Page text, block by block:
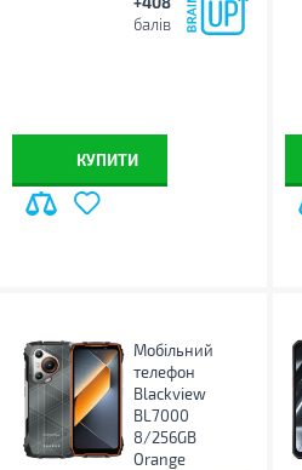
балів
КУПИТИ
Мобільний
телефон
Blackview
BL7000
8/256GB
Orange